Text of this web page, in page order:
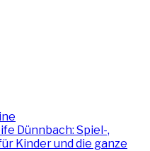
Dünnbach: Spiel-,
Kinder und die ganze